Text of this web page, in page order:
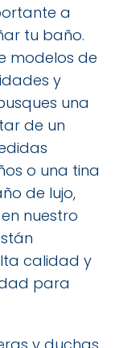
a
tu baño.
modelos de
y
una
de un
o una tina
de lujo,
nuestro
calidad y
para